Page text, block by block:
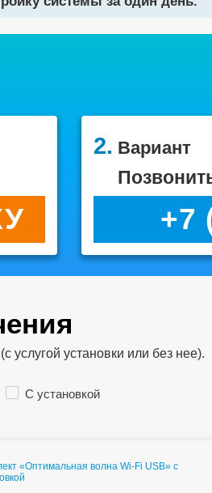
2. Вариант
+7
услугой установки или без нее).
С установкой